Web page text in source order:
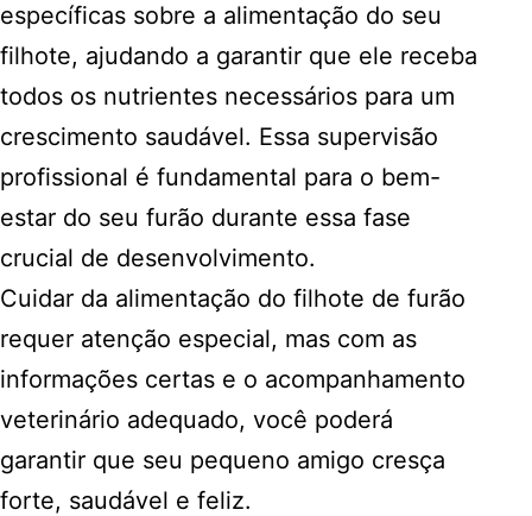
específicas sobre a alimentação do seu
filhote, ajudando a garantir que ele receba
todos os nutrientes necessários para um
crescimento saudável. Essa supervisão
profissional é fundamental para o bem-
estar do seu furão durante essa fase
crucial de desenvolvimento.
Cuidar da alimentação do filhote de furão
requer atenção especial, mas com as
informações certas e o acompanhamento
veterinário adequado, você poderá
garantir que seu pequeno amigo cresça
forte, saudável e feliz.